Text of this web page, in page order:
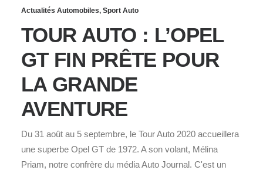
Actualités Automobiles, Sport Auto
TOUR AUTO : L’OPEL
GT FIN PRÊTE POUR
LA GRANDE
AVENTURE
Du 31 août au 5 septembre, le Tour Auto 2020 accueillera
une superbe Opel GT de 1972. A son volant, Mélina
Priam, notre confrère du média Auto Journal. C'est un